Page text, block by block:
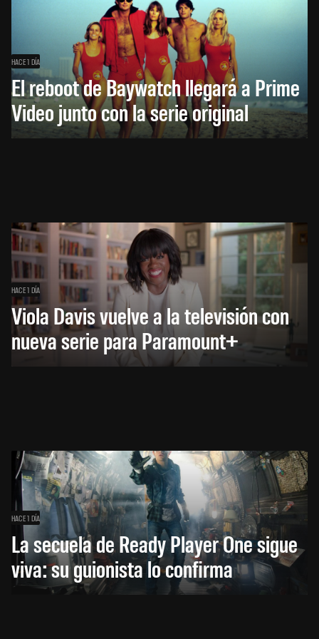
HACE 1 DÍA
El reboot de Baywatch llegará a Prime
Video junto con la serie original
HACE 1 DÍA
Viola Davis vuelve a la televisión con
nueva serie para Paramount+
HACE 1 DÍA
La secuela de Ready Player One sigue
viva: su guionista lo confirma